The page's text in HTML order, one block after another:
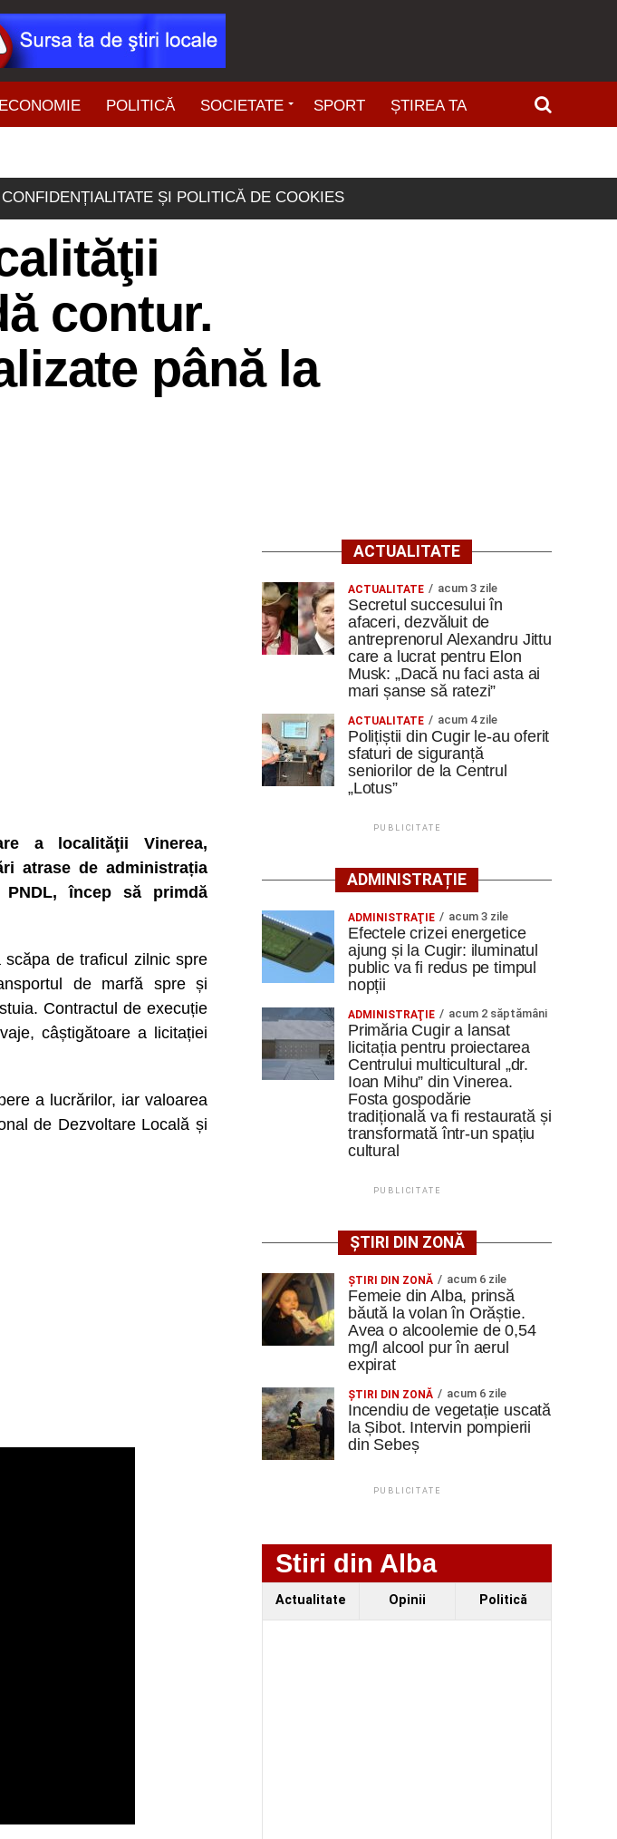
ECONOMIE POLITICĂ SOCIETATE SPORT ȘTIREA TA
CONFIDENȚIALITATE ȘI POLITICĂ DE COOKIES
contur.
până la
a localităţii Vinerea,
atrase de administrația
încep să primdă
de traficul zilnic spre
de marfă spre și
Contractul de execuție
câștigătoare a licitației
a lucrărilor, iar valoarea
de Dezvoltare Locală și
ACTUALITATE
ACTUALITATE acum 3 zile
Secretul succesului în
afaceri, dezvăluit de
antreprenorul Alexandru Jittu
care a lucrat pentru Elon
Musk: „Dacă nu faci asta ai
mari șanse să ratezi”
ACTUALITATE acum 4 zile
Polițiștii din Cugir le-au oferit
sfaturi de siguranță
seniorilor de la Centrul
„Lotus”
PUBLICITATE
ADMINISTRAȚIE
ADMINISTRAŢIE acum 3 zile
Efectele crizei energetice
ajung și la Cugir: iluminatul
public va fi redus pe timpul
nopții
ADMINISTRAŢIE acum 2 săptămâni
Primăria Cugir a lansat
licitația pentru proiectarea
Centrului multicultural „dr.
Ioan Mihu” din Vinerea.
Fosta gospodărie
tradițională va fi restaurată și
transformată într-un spațiu
cultural
PUBLICITATE
ȘTIRI DIN ZONĂ
ŞTIRI DIN ZONĂ acum 6 zile
Femeie din Alba, prinsă
băută la volan în Orăștie.
Avea o alcoolemie de 0,54
mg/l alcool pur în aerul
expirat
ŞTIRI DIN ZONĂ acum 6 zile
Incendiu de vegetație uscată
la Șibot. Intervin pompierii
din Sebeș
PUBLICITATE
Stiri din Alba
Actualitate Opinii Politică